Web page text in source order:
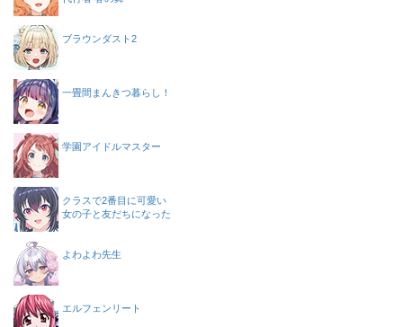
ブラウンダスト2
一畳間まんきつ暮らし！
学園アイドルマスター
クラスで2番目に可愛い
女の子と友だちになった
よわよわ先生
エルフェンリート